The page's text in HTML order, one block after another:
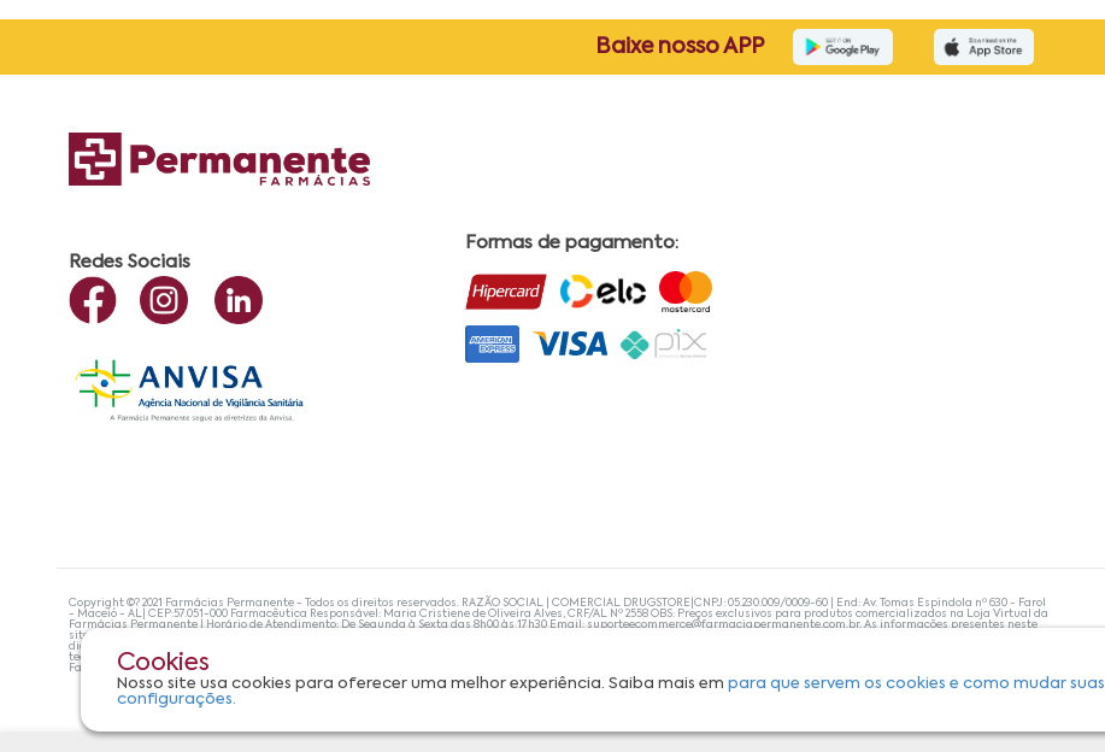
Cookies
Nosso site usa cookies para oferecer uma melhor experiência. Saiba mais empara que servem os cookies e como mudar suas
configurações.
Baixe nosso APP
Redes Sociais
Formas de pagamento:
Copyright ©? 2021 Farmácias Permanente - Todos os direitos reservados. RAZÃO SOCIAL | COMERCIAL DRUGSTORE|CNPJ: 05.230.009/0009-60 | End: Av. Tomas Espindola nº 630 - Farol
- Maceió - AL| CEP:57.051-000 Farmacêutica Responsável: Maria Cristiene de Oliveira Alves, CRF/AL Nº 2558 OBS: Preços exclusivos para produtos comercializados na Loja Virtual da
Farmácias Permanente | Horário de Atendimento: De Segunda à Sexta das 8h00 às 17h30 Email: suporteecommerce@farmaciapermanente.com.br. As informações presentes neste
site não devem ser utilizadas para automedicação e, de forma alguma, substituem as orientações de um profissional da área médica. Apenas o médico está capacitado para
diagnosticar problemas de saúde e prescrever o tratamento adequado. Se os sintomas persistirem, um médico deve ser consultado. A Farmácia Permanente trabalha com as
tecnologias mais avançadas de proteção de dados, para que você possa realizar suas compras com tranquilidade. A privacidade e a segurança dos clientes são compromissos da
Farmácias Permanente. Todos os pedidos efetuados estão sujeitos à confirmação da disponibilidade de produto em nosso estoque.